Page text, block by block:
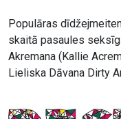
Populāras
skaitā pasaules
Akremana (Kallie
Lieliska Dāvana Dirty